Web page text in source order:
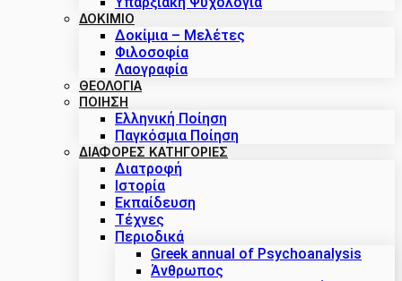
ΔΟΚΊΜΙΟ
Δοκίμια – Μελέτες
Φιλοσοφία
Λαογραφία
ΘΕΟΛΟΓΙΑ
ΠΟΙΗΣΗ
Ελληνική Ποίηση
Παγκόσμια Ποίηση
ΔΙΑΦΟΡΕΣ ΚΑΤΗΓΟΡΙΕΣ
Διατροφή
Ιστορία
Εκπαίδευση
Τέχνες
Περιοδικά
Greek annual of Psychoanalysis
Άνθρωπος